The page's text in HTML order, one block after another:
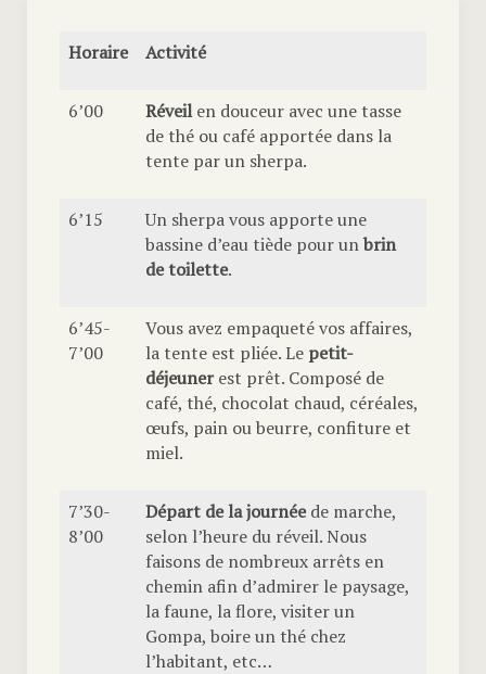
Horaire Activité
6’00 Réveilen douceur avec une tasse
de thé ou café apportée dans la
tente par un sherpa.
6’15
Un sherpa vous apporte une
bassine d’eau tiède pour unbrin
de toilette.
6’45-
7’00
Vous avez empaqueté vos affaires,
la tente est pliée. Le petit-
déjeunerest prêt. Composé de
café, thé, chocolat chaud, céréales,
œufs, pain ou beurre, confiture et
miel.
7’30-
8’00
Départ de la journéede marche,
selon l’heure du réveil. Nous
faisons de nombreux arrêts en
chemin afin d’admirer le paysage,
la faune, la flore, visiter un
Gompa, boire un thé chez
l’habitant, etc…